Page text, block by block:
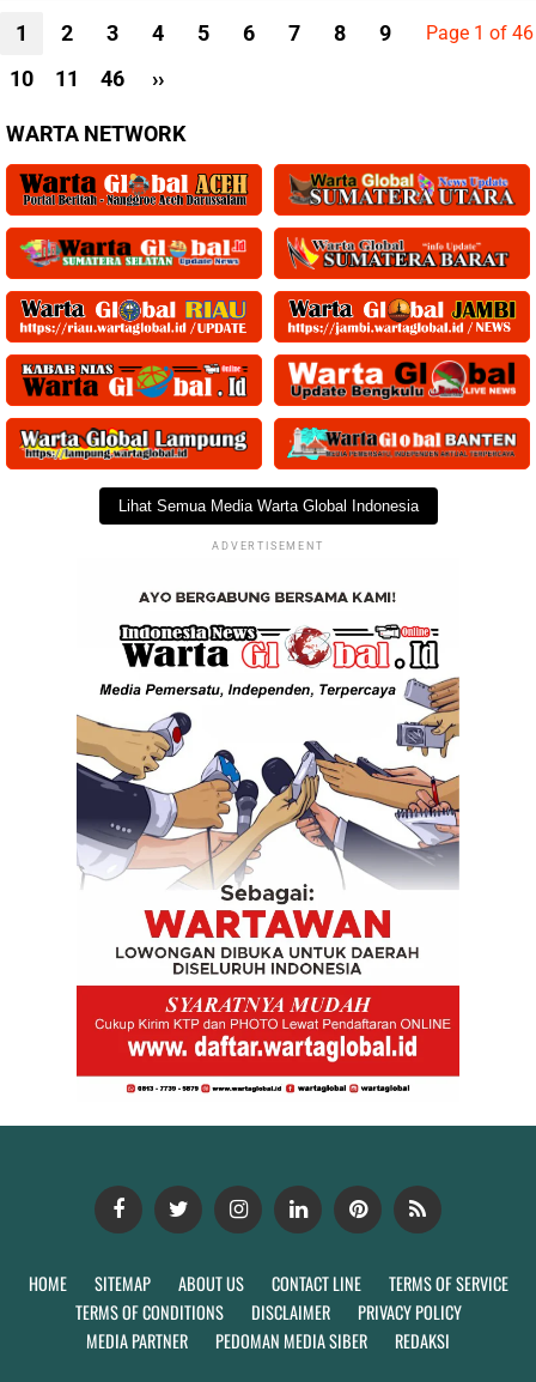
Page 1 of 46
1 2 3 4 5 6 7 8
9
10
11 46 ››
WARTA NETWORK
Lihat Semua Media Warta Global Indonesia
ADVERTISEMENT
HOME SITEMAP ABOUT US CONTACT LINE
TERMS OF SERVICE
TERMS OF CONDITIONS
DISCLAIMER
PRIVACY POLICY
MEDIA PARTNER
PEDOMAN MEDIA SIBER REDAKSI